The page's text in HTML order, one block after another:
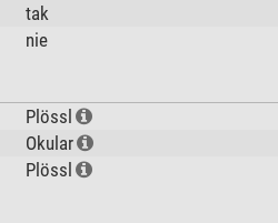
tak
nie
Plössl
Okular
Plössl